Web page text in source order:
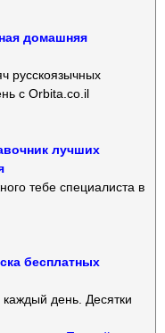
домашняя
русскоязычных
с Orbita.co.il
лучших
тебе специалиста в
бесплатных
день. Десятки